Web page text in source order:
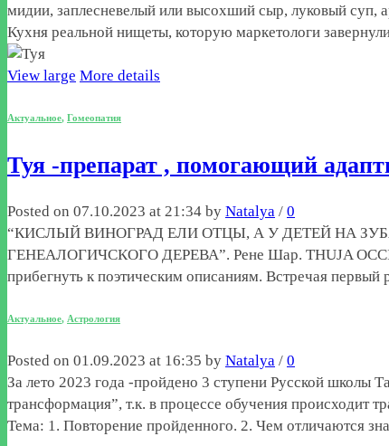
мидии, заплесневелый или высохший сыр, луковый суп,
Кухня реальной нищеты, которую маркетологи
View large More details
Актуальное, Гомеопатия
Туя -препарат , помогающий
Posted on 07.10.2023 at 21:34 by Natalya / 0
“КИСЛЫЙ ВИНОГРАД ЕЛИ ОТЦЫ, А У ДЕТЕЙ НА
ГЕНЕАЛОГИЧСКОГО ДЕРЕВА”. Рене Шар. THUJA
прибегнуть к поэтическим описаниям. Встречая
Актуальное, Астрология
Posted on 01.09.2023 at 16:35 by Natalya / 0
За лето 2023 года -пройдено 3 ступени Русской школы
трансформация”, т.к. в процессе обучения происходит
Тема: 1. Повторение пройденного. 2. Чем отличаются